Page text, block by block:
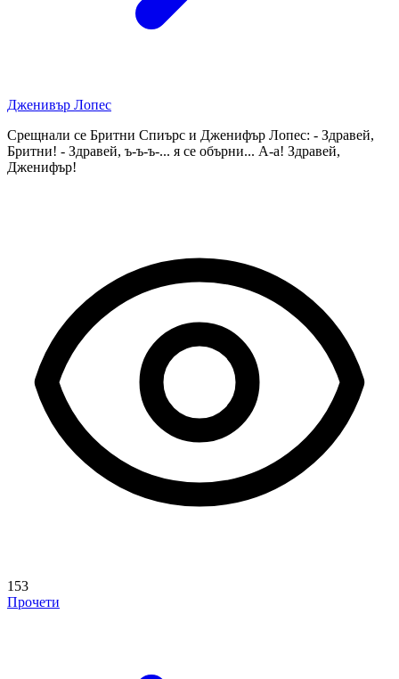
Дженивър Лопес
Срещнали се Бритни Спиърс и Дженифър Лопес: - Здравей,
Бритни! - Здравей, ъ-ъ-ъ-... я се обърни... А-а! Здравей,
Дженифър!
153
Прочети